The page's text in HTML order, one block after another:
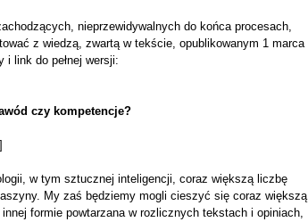
nieprzewidywalnych do końca procesach,
z wiedzą, zwartą w tekście, opublikowanym 1 marca
i link do pełnej wersji:
czy kompetencje?
w tym sztucznej inteligencji, coraz większą liczbę
My zaś będziemy mogli cieszyć się coraz większą
formie powtarzana w rozlicznych tekstach i opiniach,